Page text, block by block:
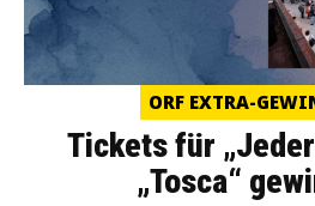
ORF EXTRA-
Tickets für
„Tosca“